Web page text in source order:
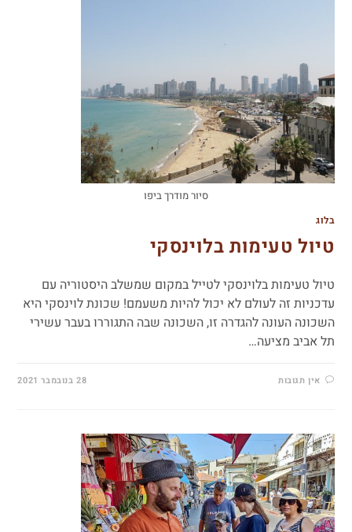
סיור מודרך ביפו
בלוג
טיול טעימות בלוינסקי
טיול טעימות בלוינסקי לטייל במקום שמשלב היסטוריה עם
עדכניות זה לעולם לא יכול להיות משעמם! שכונת לוינסקי היא
השכונה העונה להגדרה זו, השכונה שבה התגוררו בעבר עשירי
תל אביב מציעה…
אין תגובות 28 בנובמבר 2021